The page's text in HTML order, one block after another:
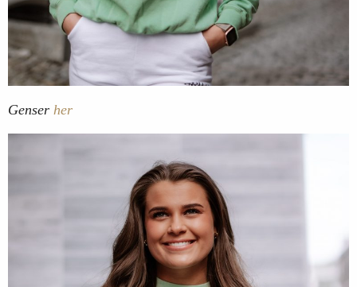
Genser her